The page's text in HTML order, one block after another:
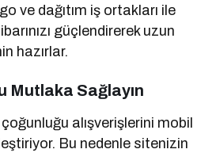
ve dağıtım iş ortakları ile
güçlendirerek uzun
hazırlar.
Mutlaka Sağlayın
alışverişlerini mobil
Bu nedenle sitenizin